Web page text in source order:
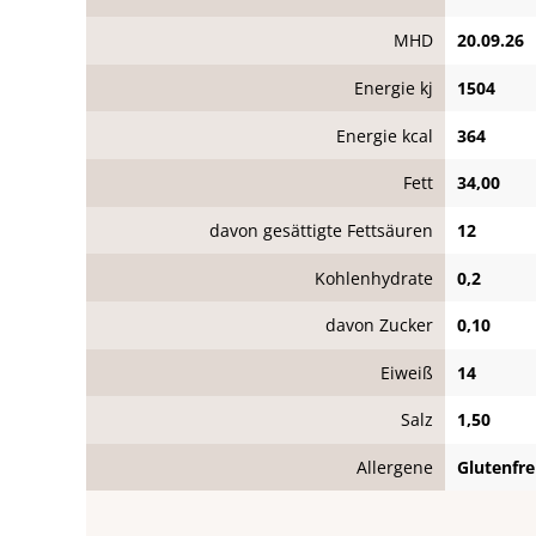
MHD 20.09.26
Energie kj 1504
Energie kcal 364
Fett 34,00
davon gesättigte Fettsäuren 12
Kohlenhydrate 0,2
davon Zucker 0,10
Eiweiß 14
Salz 1,50
Allergene